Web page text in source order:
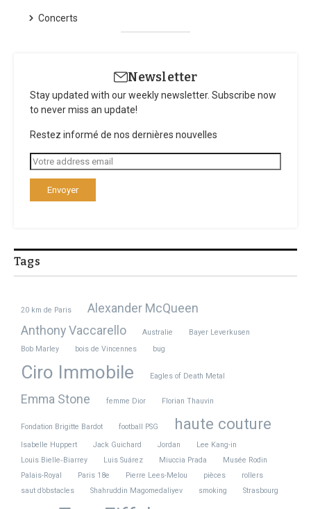
Concerts
Newsletter
Stay updated with our weekly newsletter. Subscribe now
to never miss an update!
Restez informé de nos dernières nouvelles
Tags
20 km de Paris
Alexander McQueen
Anthony Vaccarello
Australie
Bayer Leverkusen
Bob Marley
bois de Vincennes bug
Ciro Immobile Eagles of Death Metal
Emma Stone femme Dior Florian Thauvin
Fondation Brigitte Bardot football PSG haute couture
Isabelle Huppert Jack Guichard Jordan
Lee Kang-in
Louis Bielle‑Biarrey
Luis Suárez Miuccia Prada
Musée Rodin
Palais-Royal
Paris 18e Pierre Lees-Melou pièces
rollers
saut d’obstacles
Shahruddin Magomedaliyev smoking Strasbourg